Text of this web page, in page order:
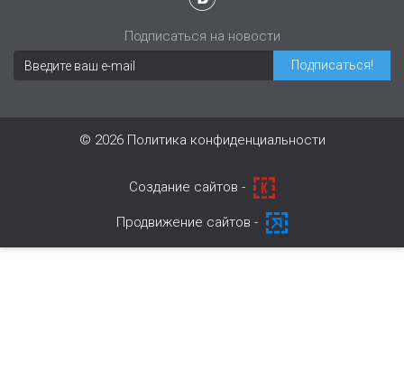
Подписаться на новости
© 2026 Политика конфиденциальности
Cоздание сайтов -
Продвижение сайтов -